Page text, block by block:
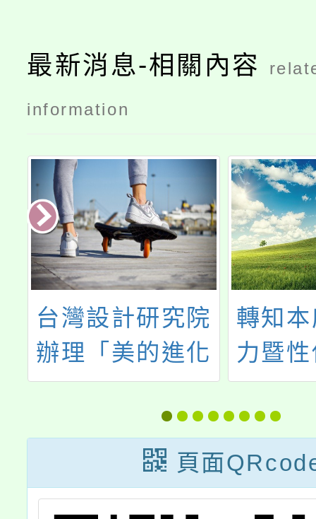
最新消息-相關內容
information
台灣設計研究院
辦理「美的進化
論-2023教育部
美感教育計畫聯
展」
轉知
力暨
中心
年度
治
動」
頁面